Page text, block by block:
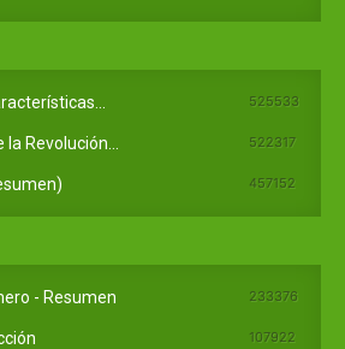
525533
Revolución... 522317
457152
- Resumen 233376
107922